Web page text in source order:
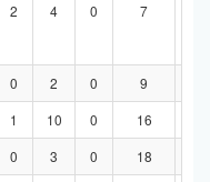
2 4 0 7
0 2 0 9
1 10 0 16
0 3 0 18